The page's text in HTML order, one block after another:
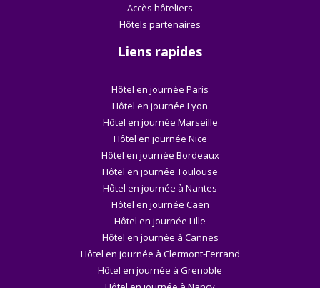
Accès hôteliers
Hôtels partenaires
Liens rapides
Hôtel en journée Paris
Hôtel en journée Lyon
Hôtel en journée Marseille
Hôtel en journée Nice
Hôtel en journée Bordeaux
Hôtel en journée Toulouse
Hôtel en journée à Nantes
Hôtel en journée Caen
Hôtel en journée Lille
Hôtel en journée à Cannes
Hôtel en journée à Clermont-Ferrand
Hôtel en journée à Grenoble